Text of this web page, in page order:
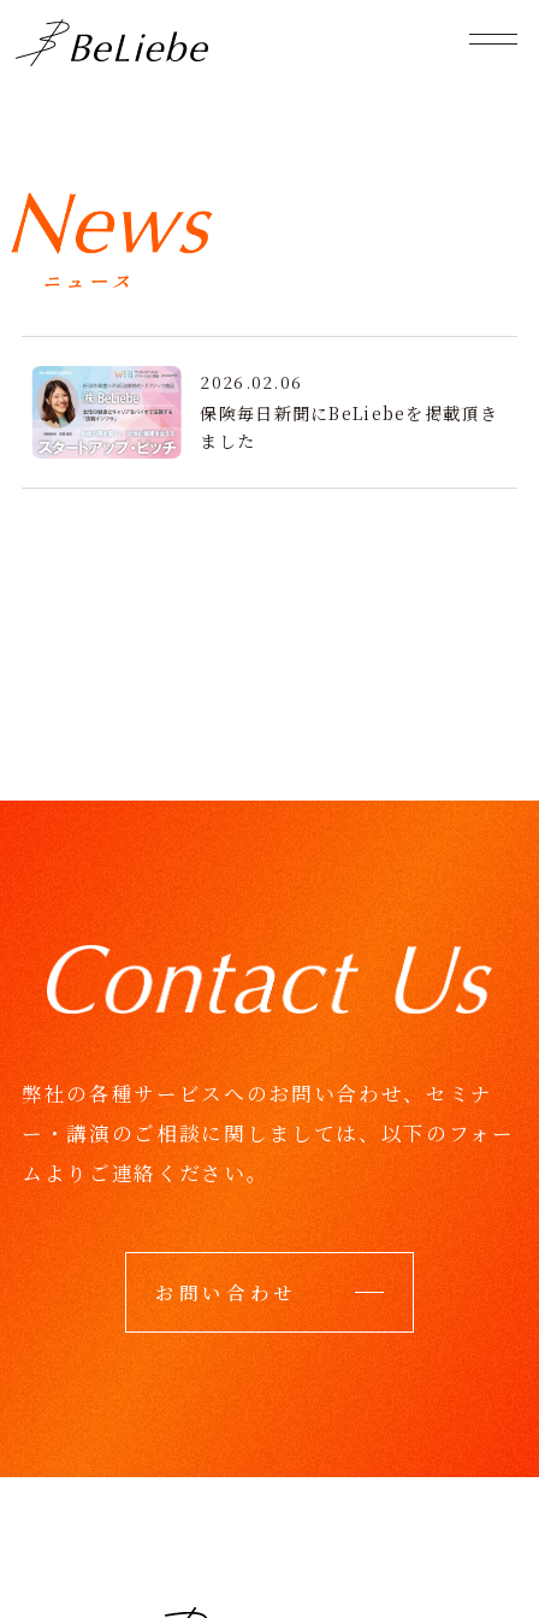
2026.02.06
保険毎日新聞にBeLiebeを掲載頂き
ました
弊社の各種サービスへのお問い合わせ、セミナ
ー・講演のご相談に関しましては、 以下のフォー
ムよりご連絡ください。
お問い合わせ